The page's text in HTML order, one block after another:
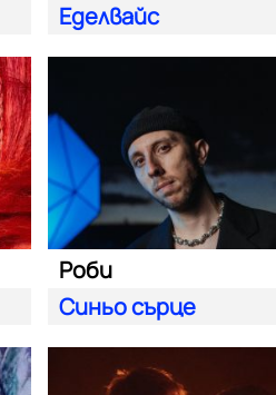
Еделвайс
Роби
Синьо сърце